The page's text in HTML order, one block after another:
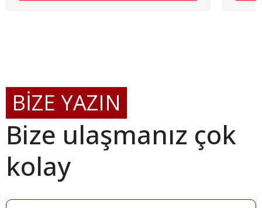
BİZE YAZIN
Bize ulaşmanız çok
kolay